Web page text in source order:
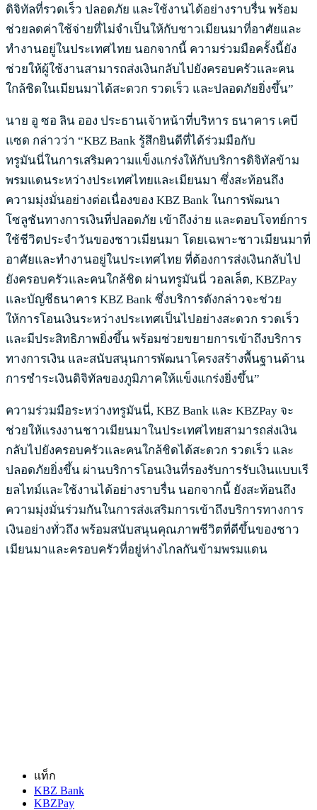
ดิจิทัลที่รวดเร็ว ปลอดภัย และใช้งานได้อย่างราบรื่น พร้อม
ช่วยลดค่าใช้จ่ายที่ไม่จำเป็นให้กับชาวเมียนมาที่อาศัยและ
ทำงานอยู่ในประเทศไทย นอกจากนี้ ความร่วมมือครั้งนี้ยัง
ช่วยให้ผู้ใช้งานสามารถส่งเงินกลับไปยังครอบครัวและคน
ใกล้ชิดในเมียนมาได้สะดวก รวดเร็ว และปลอดภัยยิ่งขึ้น”
นาย อู ซอ ลิน ออง ประธานเจ้าหน้าที่บริหาร ธนาคาร เคบี
แซด กล่าวว่า “KBZ Bank รู้สึกยินดีที่ได้ร่วมมือกับ
ทรูมันนี่ในการเสริมความแข็งแกร่งให้กับบริการดิจิทัลข้าม
พรมแดนระหว่างประเทศไทยและเมียนมา ซึ่งสะท้อนถึง
ความมุ่งมั่นอย่างต่อเนื่องของ KBZ Bank ในการพัฒนา
โซลูชันทางการเงินที่ปลอดภัย เข้าถึงง่าย และตอบโจทย์การ
ใช้ชีวิตประจำวันของชาวเมียนมา โดยเฉพาะชาวเมียนมาที่
อาศัยและทำงานอยู่ในประเทศไทย ที่ต้องการส่งเงินกลับไป
ยังครอบครัวและคนใกล้ชิด ผ่านทรูมันนี่ วอลเล็ต, KBZPay
และบัญชีธนาคาร KBZ Bank ซึ่งบริการดังกล่าวจะช่วย
ให้การโอนเงินระหว่างประเทศเป็นไปอย่างสะดวก รวดเร็ว
และมีประสิทธิภาพยิ่งขึ้น พร้อมช่วยขยายการเข้าถึงบริการ
ทางการเงิน และสนับสนุนการพัฒนาโครงสร้างพื้นฐานด้าน
การชำระเงินดิจิทัลของภูมิภาคให้แข็งแกร่งยิ่งขึ้น”
ความร่วมมือระหว่างทรูมันนี่, KBZ Bank และ KBZPay จะ
ช่วยให้แรงงานชาวเมียนมาในประเทศไทยสามารถส่งเงิน
กลับไปยังครอบครัวและคนใกล้ชิดได้สะดวก รวดเร็ว และ
ปลอดภัยยิ่งขึ้น ผ่านบริการโอนเงินที่รองรับการรับเงินแบบเรี
ยลไทม์และใช้งานได้อย่างราบรื่น นอกจากนี้ ยังสะท้อนถึง
ความมุ่งมั่นร่วมกันในการส่งเสริมการเข้าถึงบริการทางการ
เงินอย่างทั่วถึง พร้อมสนับสนุนคุณภาพชีวิตที่ดีขึ้นของชาว
เมียนมาและครอบครัวที่อยู่ห่างไกลกันข้ามพรมแดน
แท็ก
KBZ Bank
KBZPay